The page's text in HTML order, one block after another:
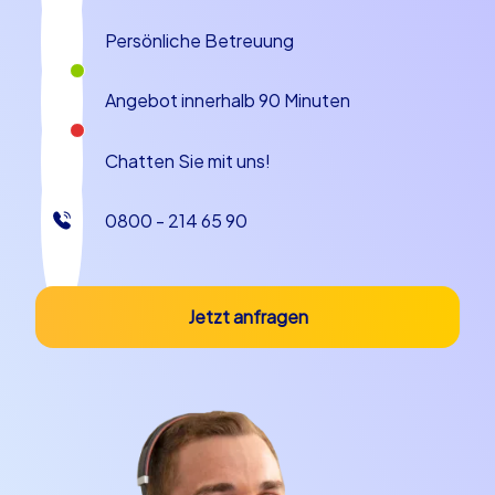
entspannte Atmosphäre tragen dazu bei, dass sich Ihr
Team sofort wohlfühlt. Darüber hinaus ist Varaždin für
seine kulinarischen Spezialitäten bekannt. Probieren Sie
unbedingt die lokalen Köstlichkeiten wie die
traditionellen Štrukli oder die köstlichen Varaždiner
Klipići, die Ihr Teamevent in Varaždin kulinarisch
Möglichkeiten für Freizeitaktivitäten, die Ihr
Teambuilding-Event ergänzen können. Ob ein
Spaziergang durch den bezaubernden Stadtpark oder
ein Besuch des wöchentlichen Marktes – Varaždin hat
für jeden etwas zu bieten.
Ein Betriebsausflug nach Varaždin ist die perfekte
Gelegenheit, um den Teamgeist zu stärken und
Persönliche Betreuung
Angebot innerhalb 90 Minuten
Chatten Sie mit uns!
0800 - 214 65 90
Jetzt anfragen